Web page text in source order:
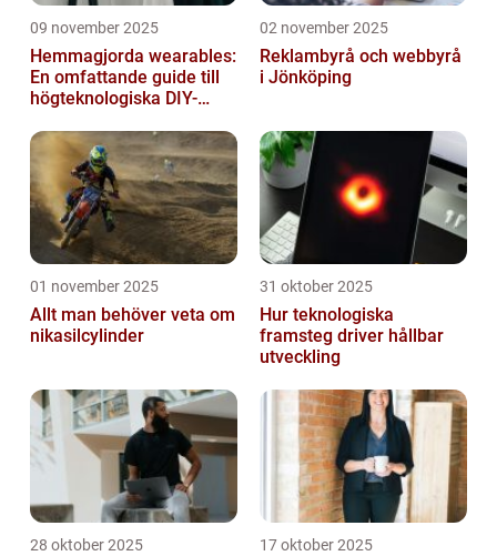
09 november 2025
Hemmagjorda wearables:
En omfattande guide till
högteknologiska DIY-
02 november 2025
Reklambyrå och webbyrå
i Jönköping
01 november 2025
Allt man behöver veta om
nikasilcylinder
31 oktober 2025
Hur teknologiska
framsteg driver hållbar
utveckling
28 oktober 2025 17 oktober 2025